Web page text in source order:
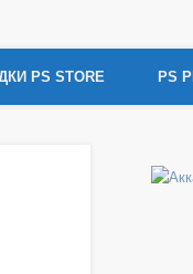
PS STORE PS